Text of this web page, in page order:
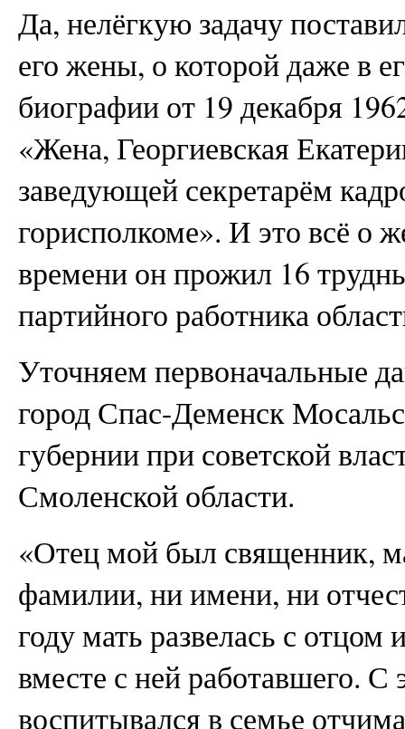
Да, нелёгкую задачу
его жены, о которой даже в
биографии от 19 декабря
«Жена, Георгиевская
заведующей секретарём
горисполкоме». И это всё о
времени он прожил 16
партийного работника
Уточняем первоначальные
город Спас-Деменск
губернии при советской
Смоленской области.
«Отец мой был священник,
фамилии, ни имени, ни
году мать развелась с
вместе с ней работавшего.
воспитывался в семье